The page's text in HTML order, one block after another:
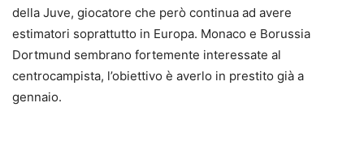
della Juve, giocatore che però continua ad avere
estimatori soprattutto in Europa. Monaco e Borussia
Dortmund sembrano fortemente interessate al
centrocampista, l’obiettivo è averlo in prestito già a
gennaio.